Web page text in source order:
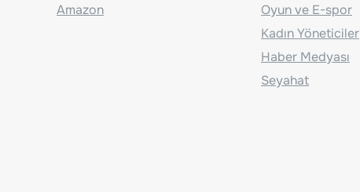
Amazon
Oyun ve E-spor
Kadın Yöneticiler
Haber Medyası
Seyahat